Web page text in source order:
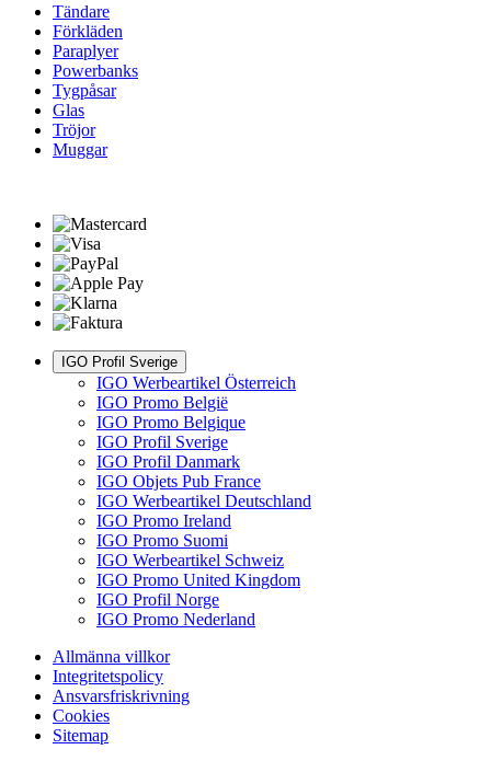
Tändare
Förkläden
Paraplyer
Powerbanks
Tygpåsar
Glas
Tröjor
Muggar
IGO Profil Sverige
IGO Werbeartikel Österreich
IGO Promo België
IGO Promo Belgique
IGO Profil Sverige
IGO Profil Danmark
IGO Objets Pub France
IGO Werbeartikel Deutschland
IGO Promo Ireland
IGO Promo Suomi
IGO Werbeartikel Schweiz
IGO Promo United Kingdom
IGO Profil Norge
IGO Promo Nederland
Allmänna villkor
Integritetspolicy
Ansvarsfriskrivning
Cookies
Sitemap